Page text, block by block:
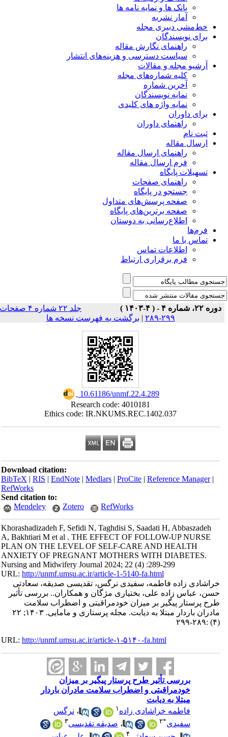
بانک ها و نمایه نامه ها
آمار نشریه
خط‌مشی دبیری مجله
برای نویسندگان
راهنمای نگارش مقاله
سیاست دسترسی و هزینه‌های انتشار
آرشیو مجله و مقالات
کلیه شماره‌های مجله
آخرین شماره
نمایه نویسندگان
نمایه واژه های کلیدی
برای داوران
راهنمای داوران
ثبت نام
ارسال مقاله
راهنمای ارسال مقاله
فرم ارسال مقاله
تسهیلات پایگاه
راهنمای صفحات
جستجو در پایگاه
صفحه پرسش‌های متداول
صفحه برترین‌های پایگاه
اطلاع‌رسانی به دوستان
فرم‌ها
تماس با ما
اطلاعات تماس
فرم برقراری ارتباط
دوره ۲۲، شماره ۴ - ( ۴-۱۴۰۳ )
جلد ۲۲ شماره ۴ صفحات
۲۹۹-۲۸۹
|برگشت به فهرست نسخه ها
‎ 10.61186/unmf.22.4.289
Research code: 4010181
Ethics code: IR.NKUMS.REC.1402.037
Download citation:
BibTeX|RIS|EndNote|Medlars|ProCite|Reference Manager
RefWorks
Send citation to:
Mendeley
Zotero RefWorks
Khorashadizadeh F, Sefidi N, Taghdisi S, Saadati H, Abbaszadeh
A, Bakhtiari M et al . THE EFFECT OF FOLLOW-UP NURSE
PLAN ON THE LEVEL OF SELF-CARE AND HEALTH
ANXIETY OF PREGNANT MOTHERS WITH DIABETES.
Nursing and Midwifery Journal 2024; 22 (4) :289-299
URL:http://unmf.umsu.ac.ir/article-1-5140-fa.html
خراشادی زاده فاطمه، سفیدی نرگس، تقدیسی صدیقه، سعادتی
حسن، عباس زاده علی، بختیاری مژگان و همکاران.. بررسی تأثیر
طرح پرستار پیگیر بر میزان خودمراقبتی و اضطراب سلامت
مادران باردار مبتلا به دیابت. مجله پرستاری و مامایی. ۱۴۰۳; ۲۲
URL:http://unmf.umsu.ac.ir/article-۱-۵۱۴۰-fa.html
بررسی تأثیر طرح پرستار پیگیر بر میزان
خودمراقبتی و اضطراب سلامت مادران باردار
مبتلا به دیابت
فاطمه خراشادی زاده۱ ،نرگس
سفیدی
۲ ،صدیقه تقدیسی